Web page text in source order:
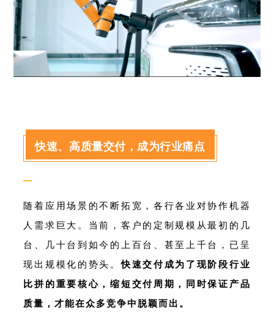
快速、高质量交付，成为行业痛点
—
随着应用场景的不断拓宽，各行各业对协作机器
人需求巨大。当前，客户的定制规模从最初的几
台、几十台到如今的上百台、甚至上千台，已呈
现出规模化的势头。快速交付成为了现阶段行业
比拼的重要核心，缩短交付周期，同时保证产品
质量，才能在众多竞争中脱颖而出。